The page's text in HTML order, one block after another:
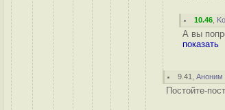
10.46
А вы
показать
9.41 ,Аноним
Постойте-